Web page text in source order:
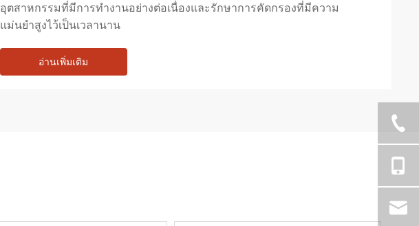
อุตสาหกรรมที่มีการทำงานอย่างต่อเนื่องและรักษาการคัดกรองที่มีความ
แม่นยำสูงไว้เป็นเวลานาน
อ่านเพิ่มเติม